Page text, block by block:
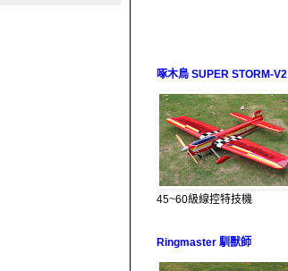
啄木鳥 SUPER STORM-V2
45~60級線控特技機
Ringmaster 馴獸師